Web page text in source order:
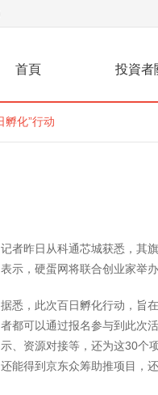
首頁 投資者
孵化”行动
记者昨日从科通芯城获悉，其
表示，硬蛋网将联合创业家举
据悉，此次百日孵化行动，旨
者都可以通过报名参与到此次
示、资源对接等，还为这30个
还能得到京东众筹助推项目，